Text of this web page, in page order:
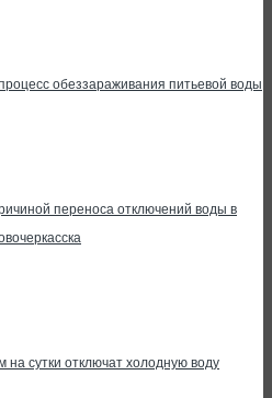
обеззараживания питьевой воды
переноса отключений воды в
на сутки отключат холодную воду